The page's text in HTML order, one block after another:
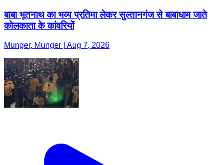
बाबा भूतनाथ का भव्य प्रतिमा लेकर सुल्तानगंज से बाबाधाम जाते
कोलकाता के कांवरियों
Munger, Munger | Aug 7, 2026